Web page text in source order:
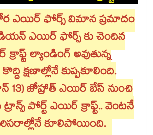
ఎయిర్ ఫోర్స్ విమాన ప్రమాదం
ఎయిర్ ఫోర్స్ కు చెందిన
ల్యాండింగ్ అవుతున్న
క్షణాల్లోనే కుప్పకూలింది.
13) జోహ్రాత్ ఎయిర్ బేస్ నుంచి
పోర్ట్ ఎయిర్ క్రాఫ్ట్.. వెంటనే
కూలిపోయింది.